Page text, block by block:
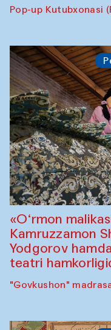
Pop-up Kutubxonasi
«O‘rmon
Kamruzzamon
Yodgorov
teatri
"Govkushon"